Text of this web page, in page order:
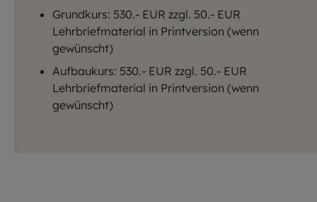
Grundkurs: 530.- EUR zzgl. 50.- EUR
Lehrbriefmaterial in Printversion (wenn
gewünscht)
Aufbaukurs: 530.- EUR zzgl. 50.- EUR
Lehrbriefmaterial in Printversion (wenn
gewünscht)